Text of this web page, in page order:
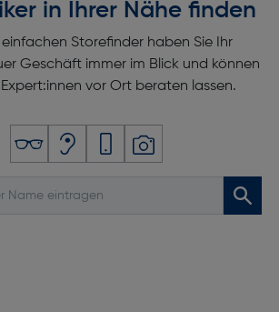
in Ihrer Nähe finden
Storefinder haben Sie Ihr
Geschäft immer im Blick und können
vor Ort beraten lassen.